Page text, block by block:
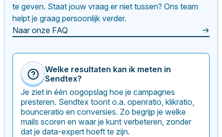
te geven. Staat jouw vraag er niet tussen? Ons team
helpt je graag persoonlijk verder.
Naar onze FAQ
Welke resultaten kan ik meten in
Sendtex?
Je ziet in één oogopslag hoe je campagnes
presteren. Sendtex toont o.a. openratio, klikratio,
bounceratio en conversies. Zo begrijp je welke
mails scoren en waar je kunt verbeteren, zonder
dat je data-expert hoeft te zijn.